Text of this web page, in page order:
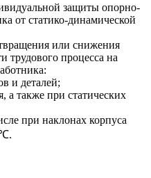
защиты опорно-
от статико-динамической
или снижения
трудового процесса на
и деталей;
а также при статических
при наклонах корпуса
℃.